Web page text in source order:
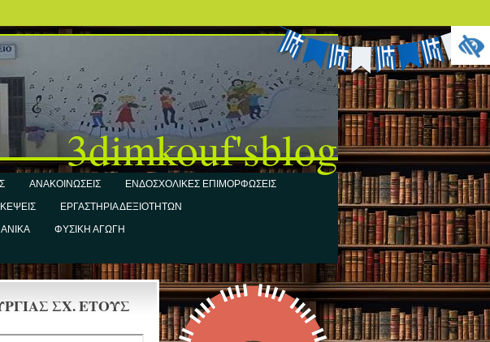
3dimkouf'sblog
ΑΝΑΚΟΙΝΩΣΕΙΣ
ΕΝΔΟΣΧΟΛΙΚΕΣ ΕΠΙΜΟΡΦΩΣΕΙΣ
ΕΡΓΑΣΤΗΡΙΑ ΔΕΞΙΟΤΗΤΩΝ
ΦΥΣΙΚΗ ΑΓΩΓΗ
ΣΧ. ΕΤΟΥΣ